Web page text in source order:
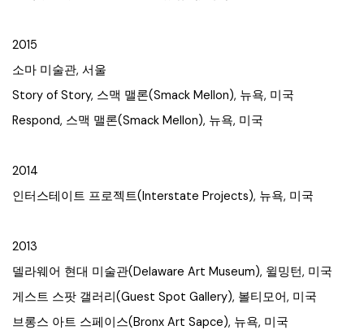
2015
소마 미술관, 서울
Story of Story, 스맥 맬론(Smack Mellon), 뉴욕, 미국
Respond, 스맥 맬론(Smack Mellon), 뉴욕, 미국
2014
인터스테이트 프로젝트(Interstate Projects), 뉴욕, 미국
2013
델라웨어 현대 미술관(Delaware Art Museum), 윌밍턴, 미국
게스트 스팟 갤러리(Guest Spot Gallery), 볼티모어, 미국
브롱스 아트 스페이스(Bronx Art Sapce), 뉴욕, 미국